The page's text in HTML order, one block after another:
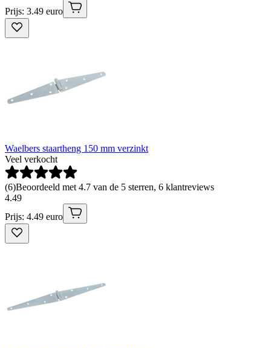
Prijs: 3.49 euro
Waelbers staartheng 150 mm verzinkt
Veel verkocht
(6)Beoordeeld met 4.7 van de 5 sterren, 6 klantreviews
4.49
Prijs: 4.49 euro